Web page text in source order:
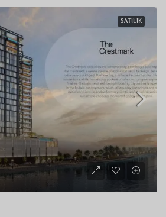
SATILIK